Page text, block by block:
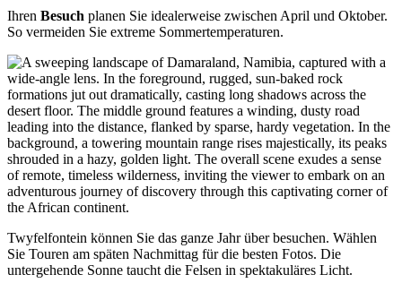
Ihren Besuch planen Sie idealerweise zwischen April und Oktober.
So vermeiden Sie extreme Sommertemperaturen.
Twyfelfontein können Sie das ganze Jahr über besuchen. Wählen
Sie Touren am späten Nachmittag für die besten Fotos. Die
untergehende Sonne taucht die Felsen in spektakuläres Licht.